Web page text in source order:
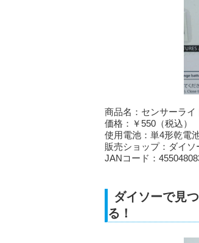
商品名：センサーライ
価格：￥550（税込）
使用電池：単4形乾電
販売ショップ：ダイソ
JANコード：
ダイソーで見
る！